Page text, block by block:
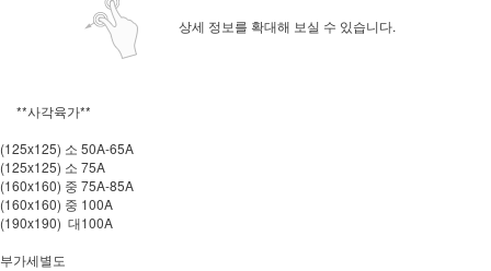
상세 정보를 확대해 보실 수 있습니다.
**사각육가**
(125x125) 소 50A-65A
(125x125) 소 75A
(160x160) 중 75A-85A
(160x160) 중 100A
(190x190) 대100A
부가세별도